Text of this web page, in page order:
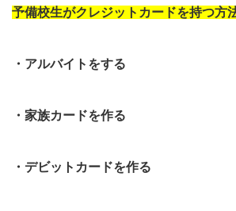
予備校生がクレジットカードを持つ方
・アルバイトをする
・家族カードを作る
・デビットカードを作る